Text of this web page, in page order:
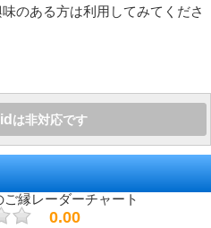
のある方は利用してみてくださ
は非対応です
0.00